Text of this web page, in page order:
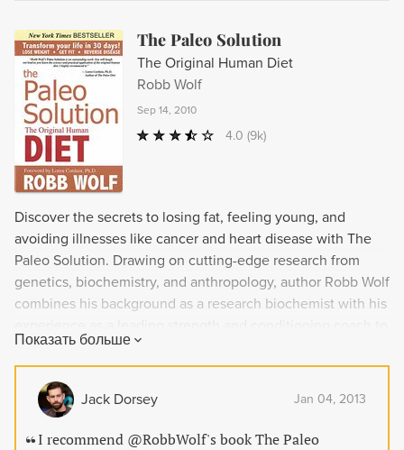
The Paleo Solution
The Original Human Diet
Robb Wolf
Sep 14, 2010
4.0 (9k)
Discover the secrets to losing fat, feeling young, and
avoiding illnesses like cancer and heart disease with The
Paleo Solution. Drawing on cutting-edge research from
genetics, biochemistry, and anthropology, author Robb Wolf
combines his background as a research biochemist with his
guide you towards lasting health and wellness. This book
offers simple nutrition, exercise, and lifestyle changes that
can revolutionize your appearance and health.
Показать больше
Jack Dorsey Jan 04, 2013
I recommend @RobbWolf's book The Paleo